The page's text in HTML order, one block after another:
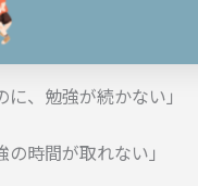
に、勉強が続かない」
の時間が取れない」